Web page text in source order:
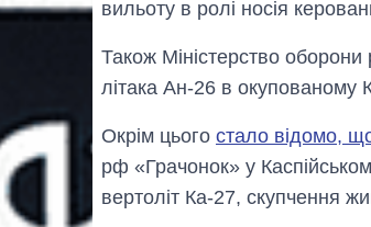
вильоту в ролі носія
Також Міністерство
літака Ан-26 в окупованому
Окрім цього стало відомо,
рф «Грачонок» у
вертоліт Ка-27, скупчення